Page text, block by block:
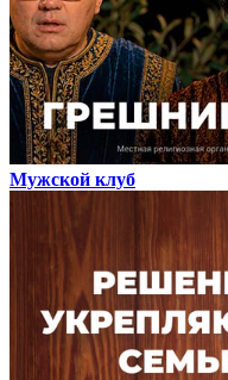
Мужской клуб